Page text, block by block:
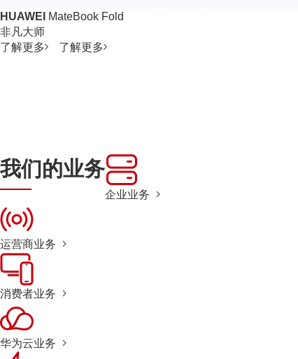
HUAWEI
MateBook Fold
非凡大师
了解更多
了解更多
我们的业务
企业业务
运营商业务
消费者业务
华为云业务